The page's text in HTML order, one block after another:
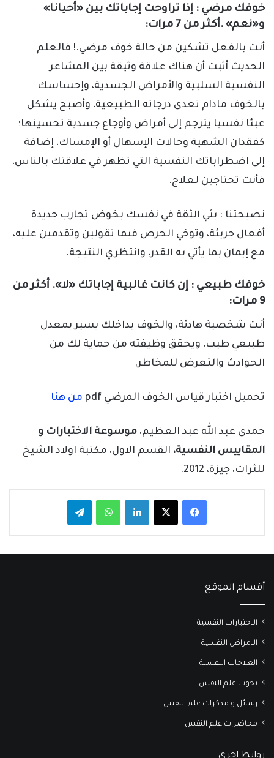
خوفك مرضي : إذا تراوحت إجاباتك بين «أحيانا»
و«نعم» .أكثر من 7 مرات:
أنت بالفعل تشكين من حالة خوف مرضي.! فالعلم
الحديث أثبت أن هناك علاقة وثيقة بين المشاعر
النفسية السلبية والأمراض الجسدية، وإحساسك
بالخوف مادام تعدى درجاته الطبيعية، وأصبح يشكل
عبئا نفسيا يترجم إلى أمراض وأوجاع جسدية تحسينها؛
كفقدان الشهية وحالات الإسهال أو الإمساك، إضافة
إلى اضطراباتك النفسية التي تظهر في علاقتك بالناس،
فأنت تحتاجين لعلاج.
نصيحتنا : بثي الثقة في نفسك بخوض تجارب جديدة
أفعال جريئة، وتوخي الحرص فيما تقولين وتقدمين عليه،
مع إيمان بما يأتي به القدر، وانتظري النتيجة.
خوفك طبيعي : إن كانت غالبية إجاباتك «لا». أكثر من
9 مرات:
أنت شخصية هادئة، والخوف بداخلك يسير بمعدل
طبيعي طيب، ويحقق وظيفته من حماية لك من
الحوادث والتعرض للمخاطر.
تحميل اختبار قياس الخوف المرضي pdf من هنا
حمدى عبد الله عبد العظيم، موسوعة الاختبارات و
المقاييس النفسية، القسم الاول، مكتبة اولاد الشيخ
للثرات، جيزة، 2012.
فيسبوك لينكدإن واتساب
أقسام الموقع
الاختبارات النفسية
الامراض النفسية
العلاجات النفسية
بحوث علم النفس
رسائل و مذكرات علم النفس
محاضرات علم النفس
روابط اخرى